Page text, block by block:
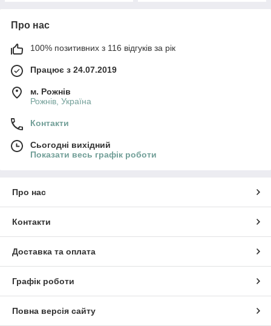
Про нас
100% позитивних з 116 відгуків за рік
Працює з 24.07.2019
м. Рожнів
Рожнів, Україна
Контакти
Сьогодні вихідний
Показати весь графік роботи
Про нас
Контакти
Доставка та оплата
Графік роботи
Повна версія сайту